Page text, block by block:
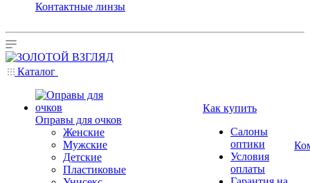
Контактные линзы
Каталог
Оправы для очков
Женские
Мужские
Детские
Пластиковые
Как купить
Салоны
оптики
Условия
оплаты